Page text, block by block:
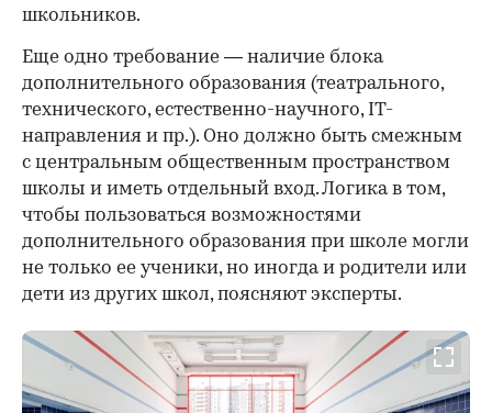
школьников.
Еще одно требование — наличие блока
дополнительного образования (театрального,
технического, естественно-научного, IT-
направления и пр.). Оно должно быть смежным
с центральным общественным пространством
школы и иметь отдельный вход. Логика в том,
чтобы пользоваться возможностями
дополнительного образования при школе могли
не только ее ученики, но иногда и родители или
дети из других школ, поясняют эксперты.